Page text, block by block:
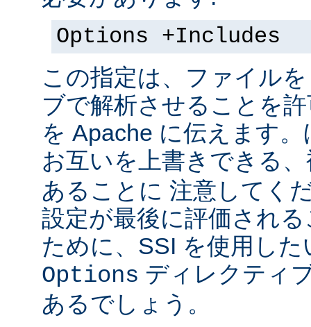
Options +Includes
この指定は、ファイル
ブで解析させることを
を Apache に伝えます
お互いを上書きできる
あることに 注意してく
設定が最後に評価され
ために、SSI を使用し
Options ディレクティ
あるでしょう。